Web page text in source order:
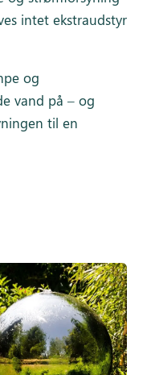
intet ekstraudstyr
og
vand på – og
til en